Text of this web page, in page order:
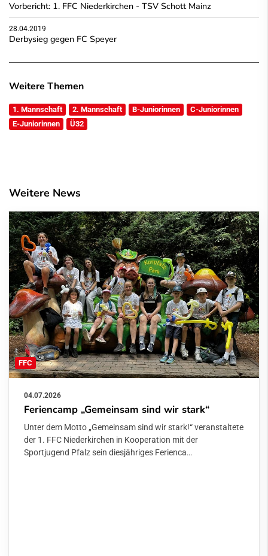
Vorbericht: 1. FFC Niederkirchen - TSV Schott Mainz
28.04.2019
Derbysieg gegen FC Speyer
Weitere Themen
1. Mannschaft 2. Mannschaft B-Juniorinnen
C-Juniorinnen
E-Juniorinnen
Ü32
Weitere News
FFC
04.07.2026
Feriencamp „Gemeinsam sind wir stark“
Unter dem Motto „Gemeinsam sind wir stark!“ veranstaltete
der 1. FFC Niederkirchen in Kooperation mit der
Sportjugend Pfalz sein diesjähriges Ferienca…